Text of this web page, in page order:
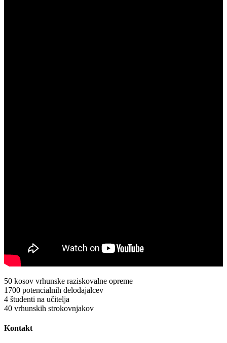
50 kosov vrhunske raziskovalne opreme
1700 potencialnih delodajalcev
4 študenti na učitelja
40 vrhunskih strokovnjakov
Kontakt